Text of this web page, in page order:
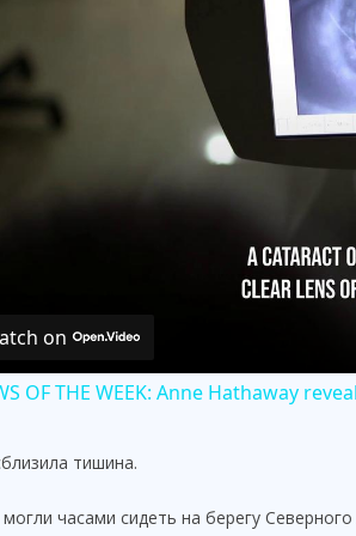
on
OF THE WEEK: Anne Hathaway
тишина.
часами сидеть на берегу